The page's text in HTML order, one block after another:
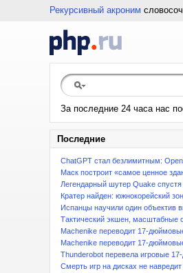
Рекурсивный акроним
За последние 24 часа нас
Последние
ChatGPT стал безлимитным:
Маск построит «самое ценное
Легендарный шутер Quake спустя
Кратер найден: южнокорейский
Испанцы научили один объектив
Тактический экшен, масштабные
Machenike переводит 17-
Machenike переводит 17-
Thunderobot перевела игровые
Смерть игр на дисках не